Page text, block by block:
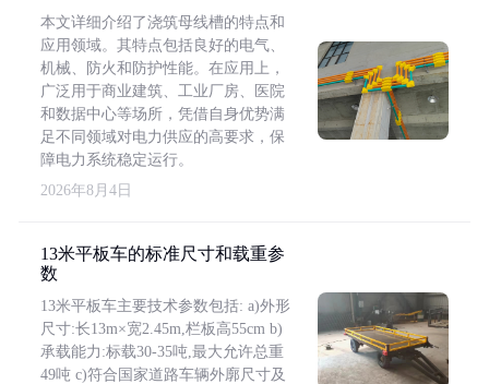
本文详细介绍了浇筑母线槽的特点和
应用领域。其特点包括良好的电气、
机械、防火和防护性能。在应用上，
广泛用于商业建筑、工业厂房、医院
和数据中心等场所，凭借自身优势满
足不同领域对电力供应的高要求，保
障电力系统稳定运行。
2026年8月4日
13米平板车的标准尺寸和载重参
数
13米平板车主要技术参数包括: a)外形
尺寸:长13m×宽2.45m,栏板高55cm b)
承载能力:标载30-35吨,最大允许总重
49吨 c)符合国家道路车辆外廓尺寸及